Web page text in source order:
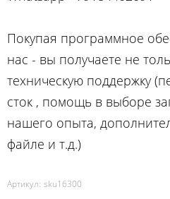
Покупая программное
нас - вы получаете не
техническую поддержку
сток , помощь в выборе
нашего опыта,
файле и т.д.)
Артикул: sku16300